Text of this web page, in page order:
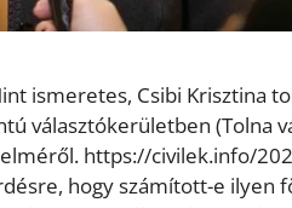
ismeretes, Csibi Krisztina
választókerületben (Tolna
https://civilek.info/
hogy számított-e ilyen